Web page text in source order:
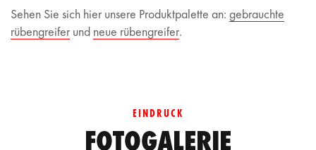
Sehen Sie sich hier unsere Produktpalette an: gebrauchte
rübengreifer und neue rübengreifer.
EINDRUCK
FOTOGALERIE